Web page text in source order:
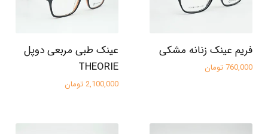
فریم عینک زنانه مشکی
760,000 تومان
عینک طبی مربعی دوپل
THEORIE
2,100,000 تومان